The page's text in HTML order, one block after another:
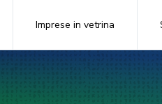
Imprese in vetrina